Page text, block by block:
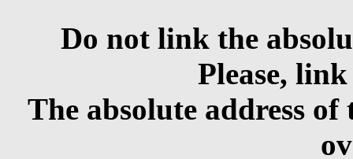
Do not link the
Please,
The absolute address